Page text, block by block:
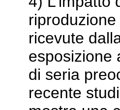
ricevute
esposizione
di seria
recente